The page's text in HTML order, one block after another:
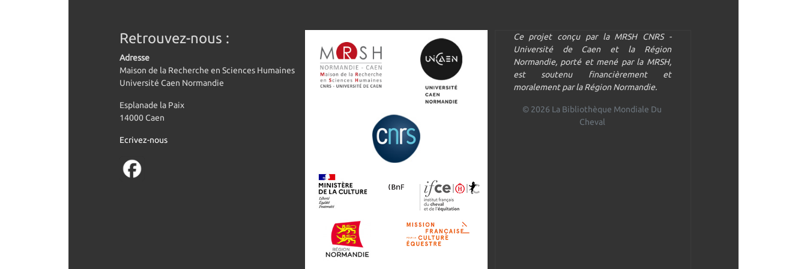
Retrouvez-nous :
Adresse
Maison de la Recherche en Sciences Humaines
Université Caen Normandie
Esplanade la Paix
14000 Caen
Ecrivez-nous
Ce projet conçu par la MRSH CNRS -
Université de Caen et la Région
Normandie, porté et mené par la MRSH,
est soutenu financièrement et
moralement par la Région Normandie.
© 2026 La Bibliothèque Mondiale Du
Cheval